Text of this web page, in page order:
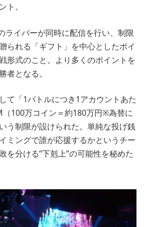
ト。
ライバーが同時に配信を行い、制限
られる「ギフト」を中心としたポイ
形式のこと。より多くのポイントを
者となる。
て「1バトルにつき1アカウントあた
（100万コイン＝約180万円※為替に
う制限が設けられた。単純な投げ銭
ミングで誰が応援するかというチー
を分ける”下剋上”の可能性を秘めた